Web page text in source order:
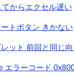
からエクセル遅い
トボタン きかない
ット 前回と同じ
エラーコード